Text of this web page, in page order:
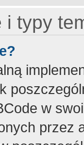
i typy
w
przez